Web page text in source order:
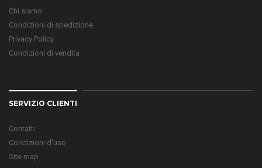
Chi siamo
Condizioni di spedizione
Privacy Policy
Condizioni di vendita
SERVIZIO CLIENTI
Contatti
Condizioni d'uso
Site map